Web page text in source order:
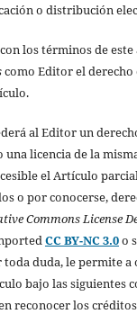
o distribución
los términos de
como Editor el derecho
al Editor un
una licencia de la
el Artículo
o por conocerse,
Commons License
CC BY-NC 3.0o
toda duda, le permite
bajo las siguientes
reconocer los